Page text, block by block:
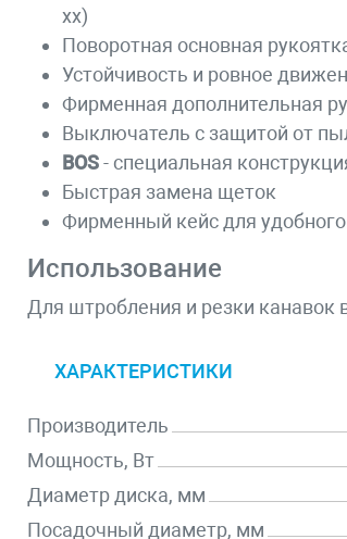
хх)
Поворотная основная
Устойчивость и ровное
Фирменная дополнительная
Выключатель с защитой от
BOS- специальная
Быстрая замена щеток
Фирменный кейс для
Использование
Для штробления и резки канавок
ХАРАКТЕРИСТИКИ
Производитель
Мощность, Вт
Диаметр диска, мм
Посадочный диаметр, мм